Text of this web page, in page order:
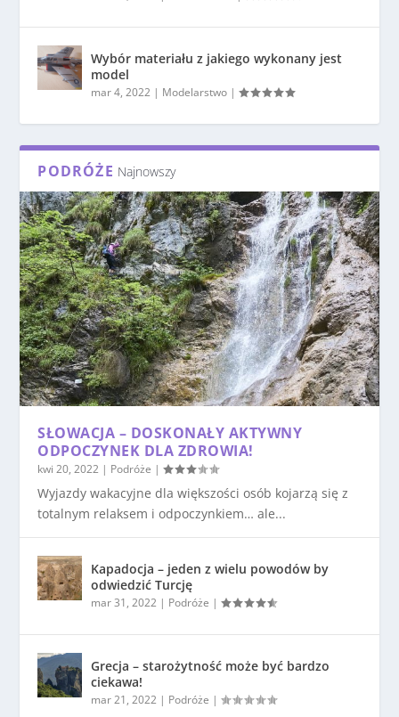
Wybór materiału z jakiego wykonany jest
model
mar 4, 2022 | Modelarstwo |
PODRÓŻE Najnowszy
SŁOWACJA – DOSKONAŁY AKTYWNY
ODPOCZYNEK DLA ZDROWIA!
kwi 20, 2022 | Podróże |
Wyjazdy wakacyjne dla większości osób kojarzą się z
totalnym relaksem i odpoczynkiem… ale...
Kapadocja – jeden z wielu powodów by
odwiedzić Turcję
mar 31, 2022 | Podróże |
Grecja – starożytność może być bardzo
ciekawa!
mar 21, 2022 | Podróże |